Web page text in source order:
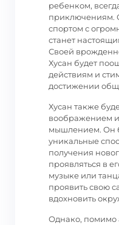
ребенком,
приключениям.
спортом с
станет
Своей
Хусан будет
действиям и
достижении
Хусан также
воображением
мышлением. Он
уникальные
получения
проявляться в
музыке или
проявить свою
вдохновить
Однако, помимо